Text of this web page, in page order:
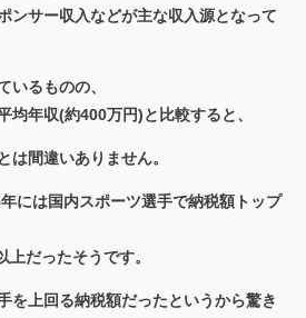
ンサー収入などが主な収入源となって
いるものの、
均年収(約400万円)と比較すると、
は間違いありません。
には国内スポーツ選手で納税額トップ
だったそうです。
を上回る納税額だったというから驚き